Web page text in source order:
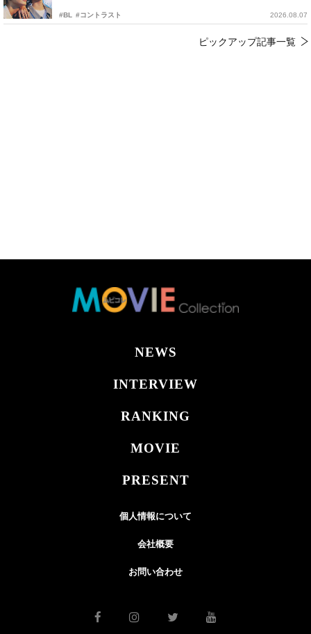
#BL #コントラスト 2026.08.07
ピックアップ記事一覧
NEWS
INTERVIEW
RANKING
MOVIE
PRESENT
個人情報について
会社概要
お問い合わせ